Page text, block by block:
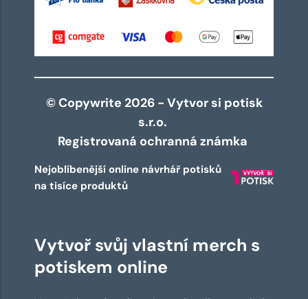
© Copywrite 2026 - Vytvor si potisk
s.r.o.
Registrovaná ochranná známka
Nejoblíbenější online návrhář potisků
na tisíce produktů
Vytvoř svůj vlastní merch s
potiskem online